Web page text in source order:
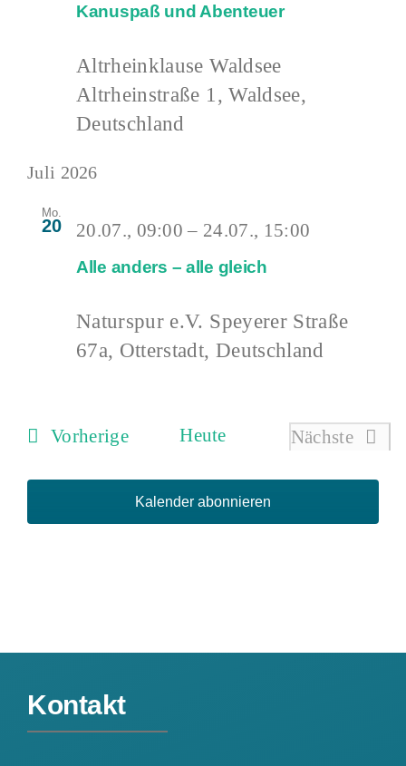
Kanuspaß und Abenteuer
Altrheinklause Waldsee
Altrheinstraße 1, Waldsee,
Deutschland
Juli 2026
Mo.
20
Alle anders – alle gleich
20.07., 09:00 – 24.07., 15:00
Naturspur e.V. Speyerer Straße
67a, Otterstadt, Deutschland
VorherigeVeranstaltungen
Heute
Nächste
Kalender abonnieren
Kontakt